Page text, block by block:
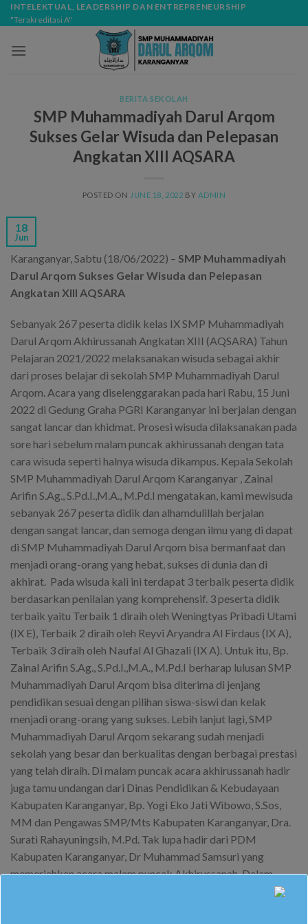
Skip
to
INTELEKTUAL, LEADERSHIP DAN ENTREPRENEURSHIP
"Terakreditasi A"
BERITA SEKOLAH
SMP Muhammadiyah Darul Arqom
Sukses Gelar Wisuda dan Pelepasan
Angkatan XIII AQSARA
POSTED ON JUNE 18, 2022 BY ADMIN
18
Jun
Karanganyar, Sabtu (18/06/2022) – SMP Muhammadiyah
Darul Arqom Sukses Gelar Wisuda dan Pelepasan
Angkatan XIII AQSARA
Sebanyak 267 peserta didik kelas IX SMP Muhammadiyah
Darul Arqom Akhirussanah Angkatan XIII (AQSARA) Tahun
Pelajaran 2021/2022 melaksanakan wisuda sebagai akhir
dari proses belajar di sekolah SMP Muhammadiyah Darul
Arqom. Acara yang diselenggarakan pada hari Rabu, 15 Juni
2022 di Gedung Graha PGRI Karanganyar ini berjalan dengan
sangat lancar dan khidmat. Prosesi wisuda dilaksanakan pada
sore hari sebelum malam puncak akhirussanah dengan tata
cara wisuda seperti halnya wisuda dikampus. Kepala Sekolah
SMP Muhammadiyah Darul Arqom Karanganyar , Zainal
Arifin S.Ag., S.Pd.I.,M.A., M.Pd.I mengatakan, kami mewisuda
sebanyak 267 peserta didik dan alhamdulillah berjalan
dengan sangat lancar, dan semoga dengan ilmu yang di dapat
di SMP Muhammadiyah Darul Arqom bisa bermanfaat dan
menjadi orang-orang yang hebat, sukses di dunia dan di
akhirat. Pada wisuda kali ini terdapat 3 terbaik peserta didik
berdasarkan penilaian yang komprehensif. 3 peserta didik
terbaik yaitu Terbaik 1 diraih oleh Weningtyas Pribadi Utami
(IX E), Terbaik 2 diraih oleh Reyvi Aryandra Al Firdaus (IX A),
Terbaik 3 diraih oleh Naufal Al Ghazali (IX A). Untuk itu, Bp.
Zainal Arifin S.Ag., S.Pd.I.,M.A., M.Pd.I berharap lulusan SMP
Muhammadiyah Darul Arqom bisa diterima di jenjang
pendidikan sesuai dengan pilihan siswa-siswi dan kelak
menjadi orang-orang yang sukses. Lebih lanjut lagi, SMP
Muhammadiyah Darul Arqom sekarang sudah menjadi
sekolah yang besar dan berkualitas dengan berbagai prestasi
yang telah diraih. Di malam puncak acara akhirussanah hadir
juga tamu undangan dari Dinas Pendidikan & Kebudayaan
Kabupaten Karanganyar, Bp. Yogi Eko Jati Wibowo, S.Sos,
MM dan Pengawas SMP/Mts Kabupaten Karanganyar, Dra.
Surati Rahayuningsih, M.Pd. Tak lupa hadir dari PDM
Kabupaten Karanganyar, Dr Muhammad Samsuri yang
memeriahkan acara malam puncak Akhirussanah. Dalam
sambutannya, Dr Muhammad Samsuri mengucapkan selamat
modal-check